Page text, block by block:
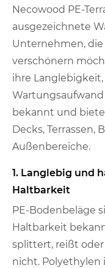
Necowood PE-
ausgezeichnete
Unternehmen,
verschönern
ihre
bekannt und
Decks, Terrassen,
Außenbereiche.
1. Langlebig und
Haltbarkeit
PE-Bodenbeläge
Haltbarkeit
splittert, reißt
nicht.